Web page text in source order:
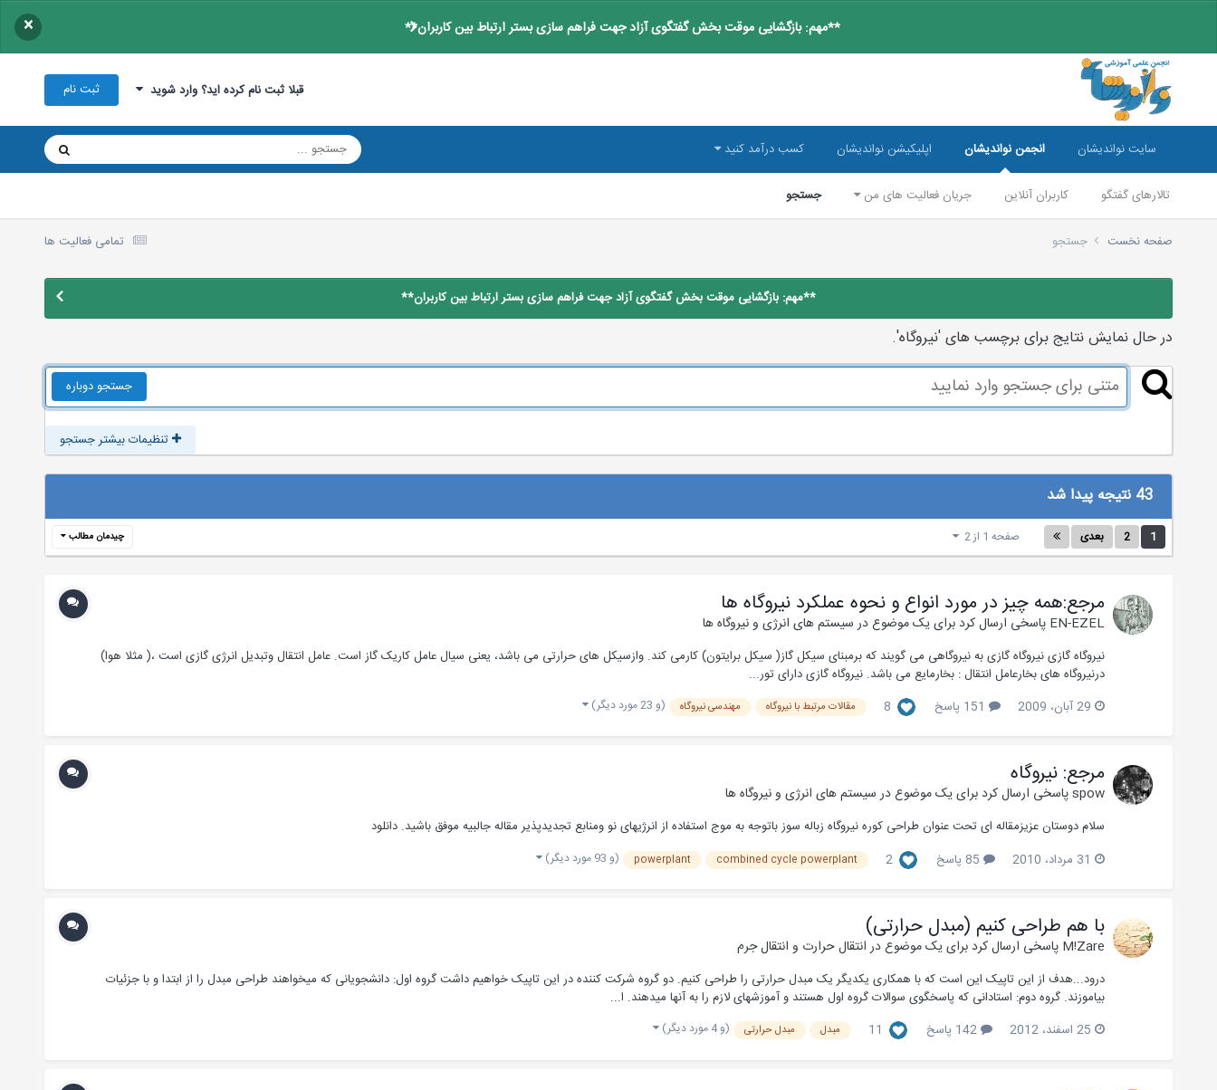
**مهم: بازگشایی موقت بخش گفتگوی آزاد جهت فراهم سازی بستر ارتباط بین کاربران** ×
قبلا ثبت نام کرده اید؟ وارد شوید ثبت نام
سایت نواندیشان انجمن نواندیشان
تالارهای گفتگو کاربران آنلاین جریان فعالیت های من جستجو
اپلیکیشن نواندیشان کسب درآمد کنید
تمامی فعالیت ها صفحه نخست جستجو
**مهم: بازگشایی موقت بخش گفتگوی آزاد جهت فراهم سازی بستر ارتباط بین کاربران**
در حال نمایش نتایج برای برچسب های 'نیروگاه'.
جستجو دوباره
تنظیمات بیشتر جستجو
43 نتیجه پیدا شد
1
2 بعدی صفحه 1 از 2 چیدمان مطالب
مرجع:همه چیز در مورد انواع و نحوه عملکرد نیروگاه ها
EN-EZEL پاسخی ارسال کرد برای یک موضوع درسیستم های انرژی و نیروگاه ها
نیروگاه گازی نیروگاه گازی به نیروگاهی می گویند که برمبنای سیکل گاز( سیکل برایتون) کارمی کند. وازسیکل های حرارتی می باشد، یعنی سیال عامل کاریک گاز است. عامل انتقال وتبدیل انرژی گازی است ،( مثلا هوا)
درنیروگاه های بخارعامل انتقال : بخارمایع می باشد. نیروگاه گازی دارای تور...
29 آبان، 2009
151 پاسخ 8 مقالات مرتبط با نیروگاه مهندسی نیروگاه (و 23 مورد دیگر)
مرجع: نیروگاه
spowپاسخی ارسال کرد برای یک موضوع درسیستم های انرژی و نیروگاه ها
سلام دوستان عزیزمقاله ای تحت عنوان طراحی کوره نیروگاه زباله سوز باتوجه به موج استفاده از انرژیهای نو ومنابع تجدیدپذیر مقاله جالبیه موفق باشید. دانلود
31 مرداد، 2010
85 پاسخ 2
combined cycle powerplant
powerplant (و 93 مورد دیگر)
با هم طراحی کنیم (مبدل حرارتی)
M!Zare پاسخی ارسال کرد برای یک موضوع درانتقال حرارت و انتقال جرم
درود...هدف از این تاپیک این است که با همکاری یکدیگر یک مبدل حرارتی را طراحی کنیم. دو گروه شرکت کننده در این تاپیک خواهیم داشت گروه اول: دانشجویانی که میخواهند طراحی مبدل را از ابتدا و با جزئیات
بیاموزند. گروه دوم: استادانی که پاسخگوی سوالات گروه اول هستند و آموزشهای لازم را به آنها میدهند. ا...
25 اسفند، 2012
142 پاسخ 11 مبدل مبدل حرارتی (و 4 مورد دیگر)